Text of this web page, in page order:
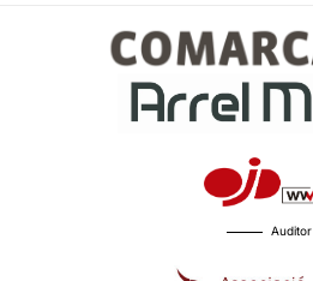
Auditor